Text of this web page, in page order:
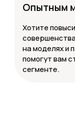
Опытным
Хотите
на моделях и
помогут вам
сегменте.